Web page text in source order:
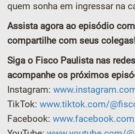
quem sonha em ingressar na
Assista agora ao episódio
compartilhe com seus
Siga o Fisco Paulista nas
acompanhe os próximos
Instagram:
TikTok: www.tiktok.com/
Facebook: